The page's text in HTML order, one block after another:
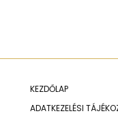
KEZDŐLAP
ADATKEZELÉSI